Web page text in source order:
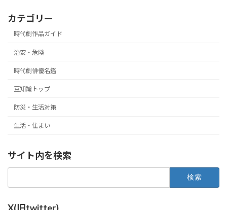
カテゴリー
時代劇作品ガイド
治安・危険
時代劇俳優名鑑
豆知識トップ
防災・生活対策
生活・住まい
サイト内を検索